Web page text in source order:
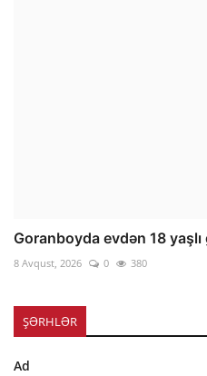
Goranboyda evdən 18 yaşlı
8 Avqust, 2026 0 380
ŞƏRHLƏR
Ad